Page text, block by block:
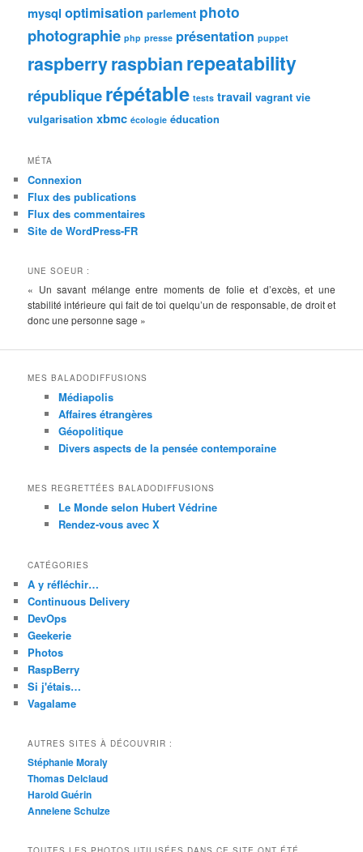
mysql optimisation parlement photo
photographie php presse présentation puppet
raspberryraspbianrepeatability
républiquerépétable tests travail vagrant vie
vulgarisation xbmc écologie éducation
MÉTA
Connexion
Flux des publications
Flux des commentaires
Site de WordPress-FR
UNE SOEUR :
« Un savant mélange entre moments de folie et d’excès, et une
stabilité intérieure qui fait de toi quelqu’un de responsable, de droit et
donc une personne sage »
MES BALADODIFFUSIONS
Médiapolis
Affaires étrangères
Géopolitique
Divers aspects de la pensée contemporaine
MES REGRETTÉES BALADODIFFUSIONS
Le Monde selon Hubert Védrine
Rendez-vous avec X
CATÉGORIES
A y réfléchir…
Continuous Delivery
DevOps
Geekerie
Photos
RaspBerry
Si j'étais…
Vagalame
AUTRES SITES À DÉCOUVRIR :
Stéphanie Moraly
Thomas Delclaud
Harold Guérin
Annelene Schulze